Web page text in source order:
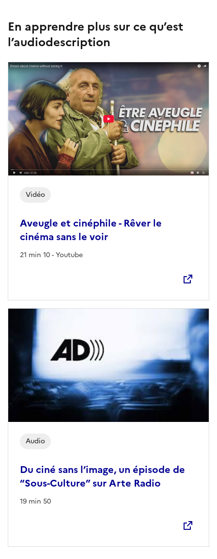
En apprendre plus sur ce qu’est
l’audiodescription
Aveugle et cinéphile - Rêver le
cinéma sans le voir
21 min 10 - Youtube
Vidéo
Du ciné sans l’image, un épisode de
“Sous-Culture” sur Arte Radio
19 min 50
Audio